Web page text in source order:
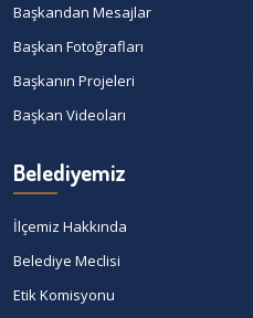
Başkandan Mesajlar
Başkan Fotoğrafları
Başkanın Projeleri
Başkan Videoları
Belediyemiz
İlçemiz Hakkında
Belediye Meclisi
Etik Komisyonu